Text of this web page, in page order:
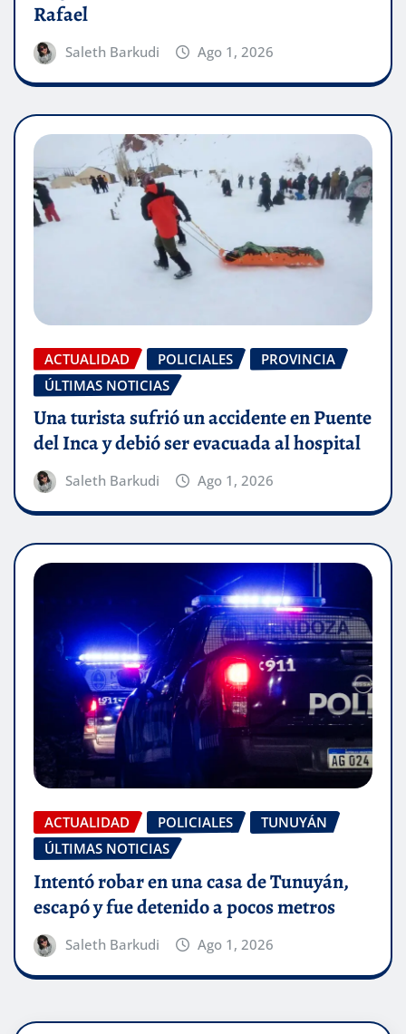
Rafael
Saleth Barkudi Ago 1, 2026
ACTUALIDAD POLICIALES
PROVINCIA
ÚLTIMAS NOTICIAS
Una turista sufrió un accidente en Puente
del Inca y debió ser evacuada al hospital
Saleth Barkudi Ago 1, 2026
ACTUALIDAD POLICIALES
TUNUYÁN
ÚLTIMAS NOTICIAS
Intentó robar en una casa de Tunuyán,
escapó y fue detenido a pocos metros
Saleth Barkudi Ago 1, 2026